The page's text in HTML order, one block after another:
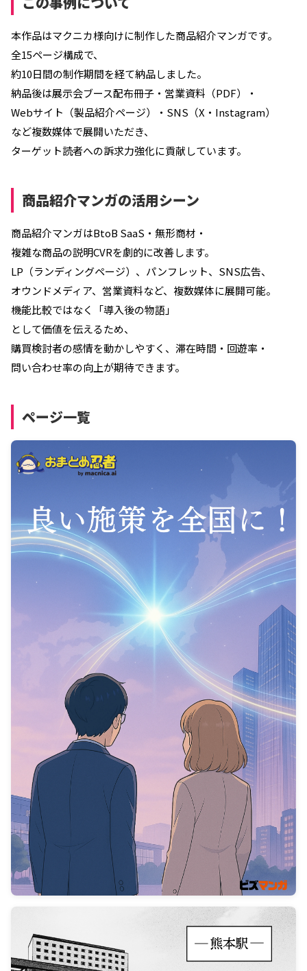
本作品はマクニカ様向けに制作した商品紹介マンガです。
全15ページ構成で、
約10日間の制作期間を経て納品しました。
納品後は展示会ブース配布冊子・営業資料（PDF）・
Webサイト（製品紹介ページ）・SNS（X・Instagram）
など複数媒体で展開いただき、
ターゲット読者への訴求力強化に貢献しています。
商品紹介マンガの活用シーン
商品紹介マンガはBtoB SaaS・無形商材・
複雑な商品の説明CVRを劇的に改善します。
LP（ランディングページ）、パンフレット、SNS広告、
オウンドメディア、営業資料など、複数媒体に展開可能。
機能比較ではなく「導入後の物語」
として価値を伝えるため、
購買検討者の感情を動かしやすく、滞在時間・回遊率・
問い合わせ率の向上が期待できます。
ページ一覧